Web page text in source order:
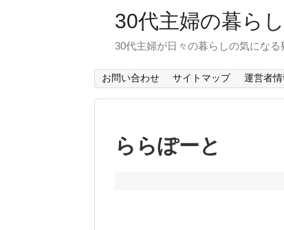
30代主婦の暮ら
30代主婦が日々の暮らしの気になる
お問い合わせ サイトマップ 運営者情
ららぽーと